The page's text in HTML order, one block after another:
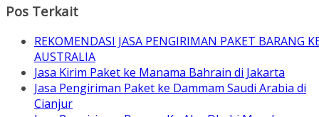
Pos Terkait
REKOMENDASI JASA PENGIRIMAN PAKET BARANG
AUSTRALIA
Jasa Kirim Paket ke Manama Bahrain di Jakarta
Jasa Pengiriman Paket ke Dammam Saudi Arabia di
Cianjur